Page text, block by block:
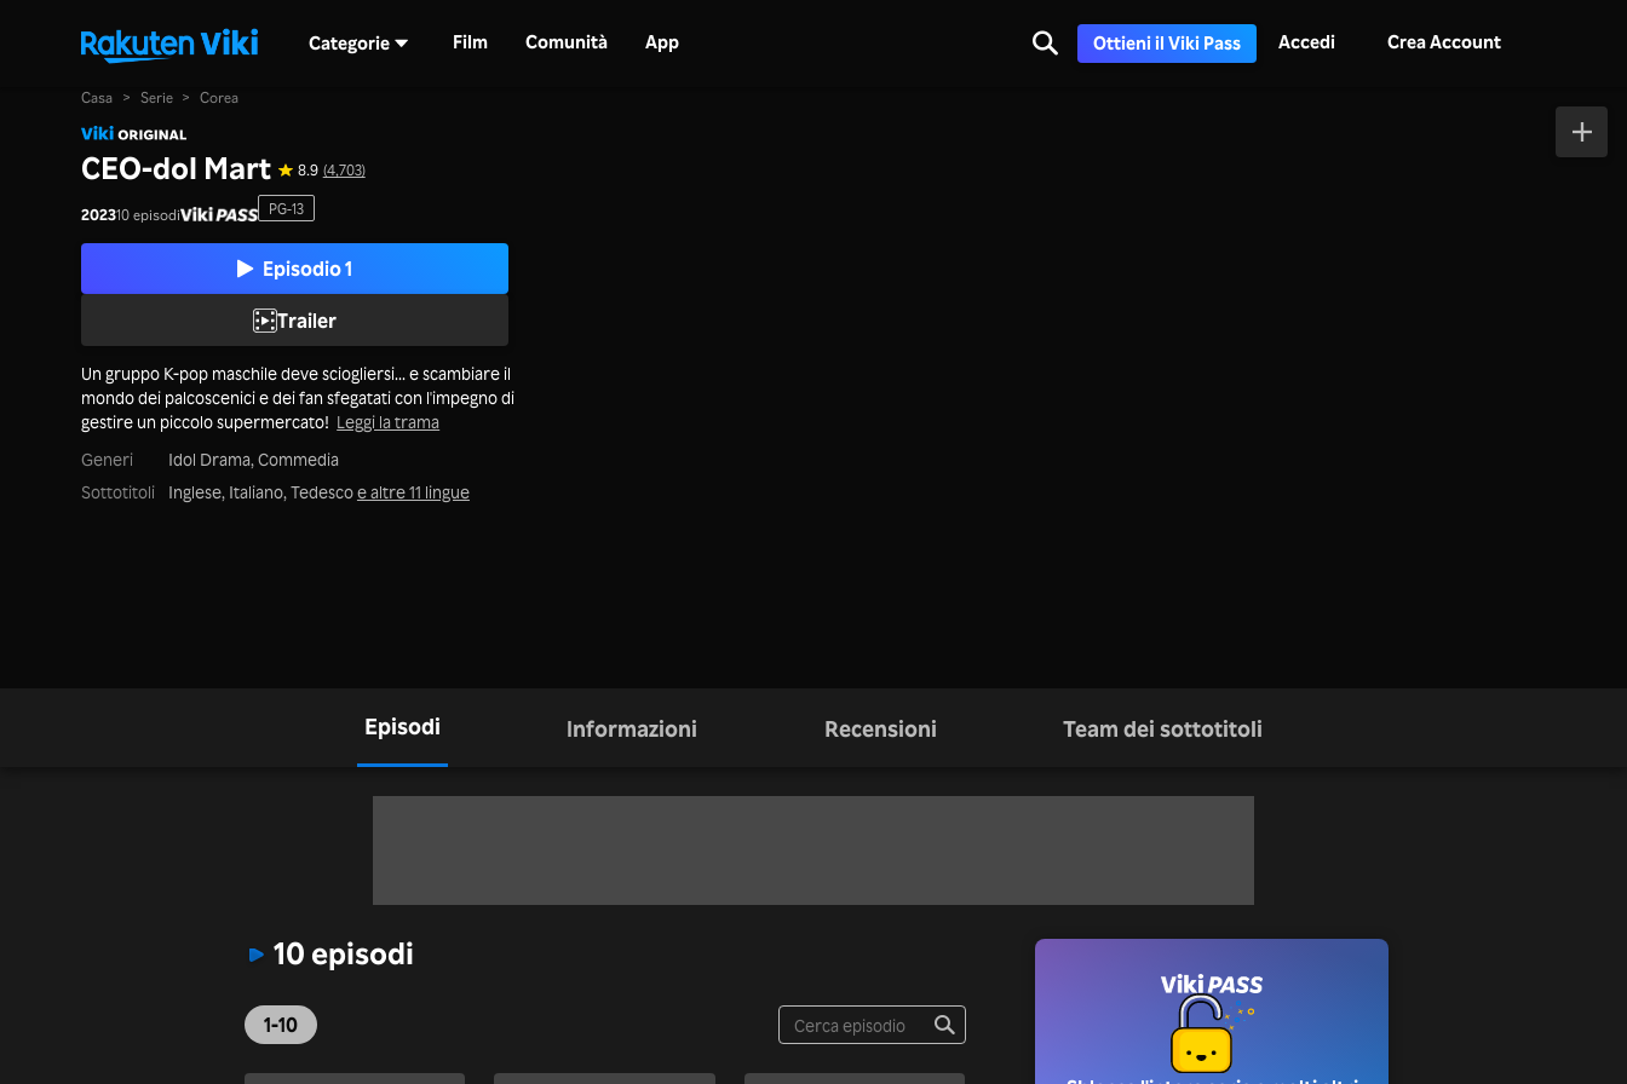
Categorie Film Comunità App Ottieni il Viki Pass Accedi Crea Account
Casa > Serie > Corea
CEO-dol Mart 8.9 (4,703)
202310 episodi PG-13
Episodio 1
Trailer
Un gruppo K-pop maschile deve sciogliersi... e scambiare il
mondo dei palcoscenici e dei fan sfegatati con l'impegno di
gestire un piccolo supermercato! Leggi la trama
Generi
Idol Drama, Commedia
Sottotitoli
Inglese, Italiano, Tedescoe altre 11 lingue
Episodi Informazioni Recensioni Team dei sottotitoli
10 episodi
1-10